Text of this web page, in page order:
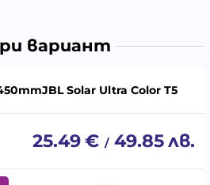
вариант
Solar Ultra Color T5
25.49€ / 49.85лв.